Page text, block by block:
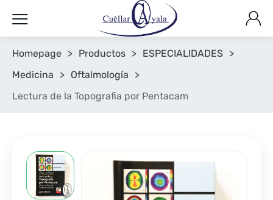
Homepage > Productos > ESPECIALIDADES >
Medicina
> Oftalmología
>
Lectura de la Topografia por Pentacam